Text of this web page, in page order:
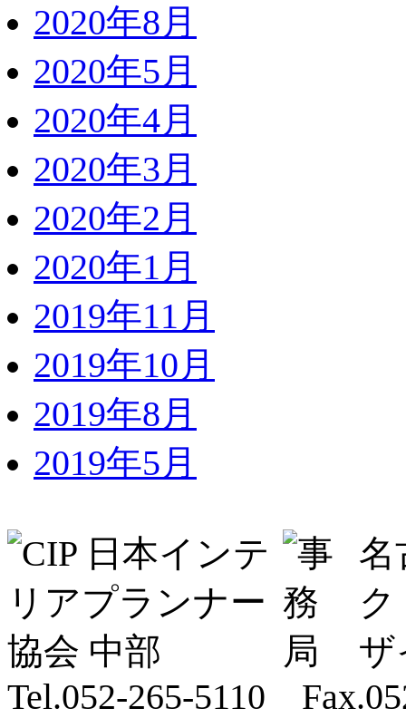
2020年8月
2020年5月
2020年4月
2020年3月
2020年2月
2020年1月
2019年11月
2019年10月
2019年8月
2019年5月
名
ザ
Tel.052-265-5110